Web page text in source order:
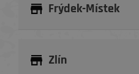
Frýdek-Místek
Zlín